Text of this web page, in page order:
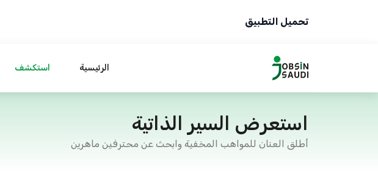
تحميل التطبيق
الرئيسية استكشف
استعرض السير الذاتية
أطلق العنان للمواهب المخفية وابحث عن محترفين ماهرين